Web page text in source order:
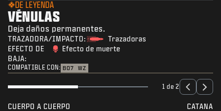
DE LEYENDA
VÉNULAS
Deja daños permanentes.
TRAZADORA/IMPACTO:
Trazadoras
EFECTO DE
BAJA:
Efecto de muerte
COMPATIBLE CON: BO7 WZ
1 de 2
CUERPO A CUERPO CATANA